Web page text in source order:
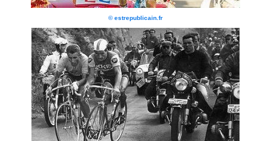
© estrepublicain.fr